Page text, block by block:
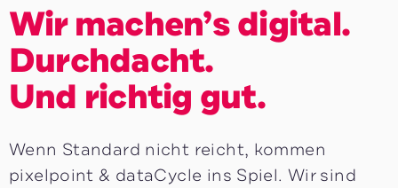
Wir machen’s digital.
Durchdacht.
Und richtig gut.
Wenn Standard nicht reicht, kommen
pixelpoint & dataCycle ins Spiel. Wir sind